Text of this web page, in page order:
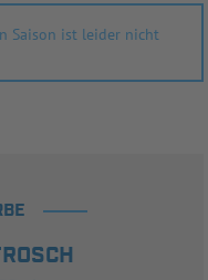
Saison ist leider nicht